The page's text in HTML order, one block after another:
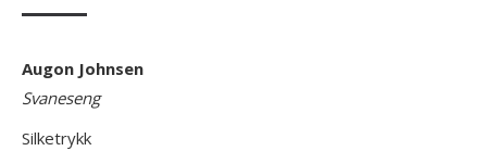
Augon Johnsen
Svaneseng
Silketrykk